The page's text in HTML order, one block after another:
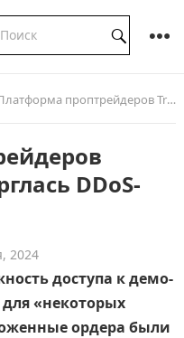
проптрейдеров TradeLocker подверглась DDoS-атаке
DDoS-
2024
доступа к демо-
«некоторых
ордера были